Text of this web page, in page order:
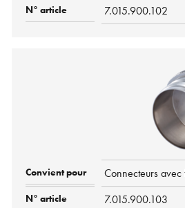
7.015.900.102
Connecteurs
7.015.900.103